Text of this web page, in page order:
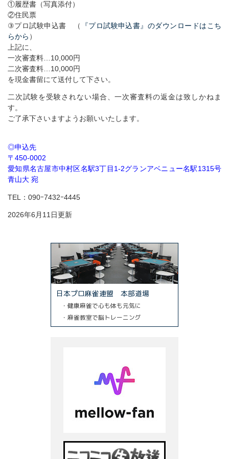
①履歴書（写真添付）
②住民票
③プロ試験申込書 （
『プロ試験申込書』のダウンロードはこち
らから ）
上記に、
一次審査料…10,000円
二次審査料…10,000円
を現金書留にて送付して下さい。
二次試験を受験されない場合、一次審査料の返金は致しかねま
す。
ご了承下さいますようお願いいたします。
◎申込先
〒450-0002
愛知県名古屋市中村区名駅3丁目1-2グランアベニュー名駅1315号
青山大 宛
TEL：090ｰ7432ｰ4445
2026年6月11日更新
日本プロ麻雀連盟 本部道場
・健康麻雀で心も体も元気に
・麻雀教室で脳トレーニング